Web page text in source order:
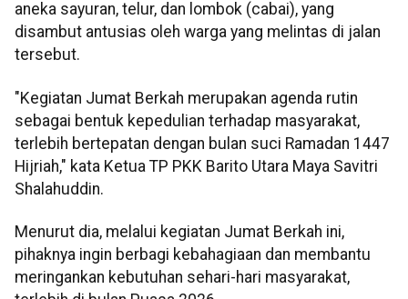
aneka sayuran, telur, dan lombok (cabai), yang
disambut antusias oleh warga yang melintas di jalan
tersebut.
"Kegiatan Jumat Berkah merupakan agenda rutin
sebagai bentuk kepedulian terhadap masyarakat,
terlebih bertepatan dengan bulan suci Ramadan 1447
Hijriah," kata Ketua TP PKK Barito Utara Maya Savitri
Shalahuddin.
Menurut dia, melalui kegiatan Jumat Berkah ini,
pihaknya ingin berbagi kebahagiaan dan membantu
meringankan kebutuhan sehari-hari masyarakat,